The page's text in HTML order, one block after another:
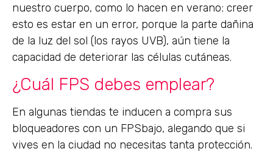
nuestro cuerpo, como lo hacen en verano; creer
esto es estar en un error, porque la parte dañina
de la luz del sol (los rayos UVB), aún tiene la
capacidad de deteriorar las células cutáneas.
¿Cuál FPS debes emplear?
En algunas tiendas te inducen a compra sus
bloqueadores con un FPSbajo, alegando que si
vives en la ciudad no necesitas tanta protección.